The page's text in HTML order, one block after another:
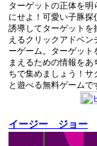
ターゲットの正体を明
にせよ！可愛い子豚探
誘導してターゲットを
えるクリックアドベン
ーゲーム。ターゲット
まえるための情報をあ
ちで集めましょう！サ
と遊べる無料ゲームで
イージー ジョー